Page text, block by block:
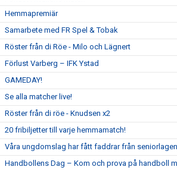
Hemmapremiär
Samarbete med FR Spel & Tobak
Röster från di Röe - Milo och Lägnert
Förlust Varberg – IFK Ystad
GAMEDAY!
Se alla matcher live!
Röster från di röe - Knudsen x2
20 fribiljetter till varje hemmamatch!
Våra ungdomslag har fått faddrar från seniorlagen
Handbollens Dag – Kom och prova på handboll